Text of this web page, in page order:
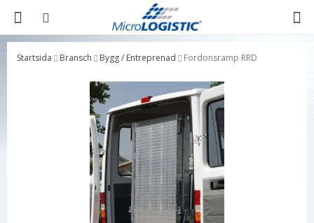
Produkten har blivit tillagd i varukorgen
Startsida Bransch Bygg / Entreprenad Fordonsramp RRD